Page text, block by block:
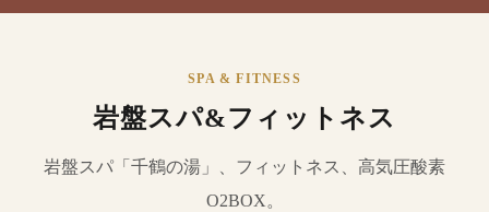
SPA & FITNESS
岩盤スパ&フィットネス
岩盤スパ「千鶴の湯」、フィットネス、高気圧酸素
O2BOX。